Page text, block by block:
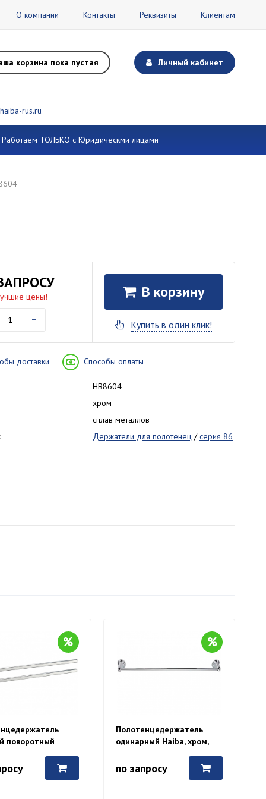
О компании Контакты Реквизиты Клиентам
корзина пока пустая Личный кабинет
rus.ru
Работаем ТОЛЬКО с Юридическми лицами
цены!
-
В корзину
Купить в один клик!
доставки Способы оплаты
HB8604
хром
сплав металлов
Держатели для полотенец /серия 86
поворотный
Полотенцедержатель
одинарный Haiba, хром,
по запросу